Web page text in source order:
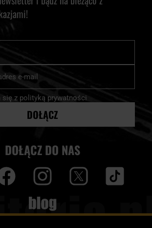
się z polityką prywatności
DOŁĄCZ
DOŁĄCZ DO NAS
Blog